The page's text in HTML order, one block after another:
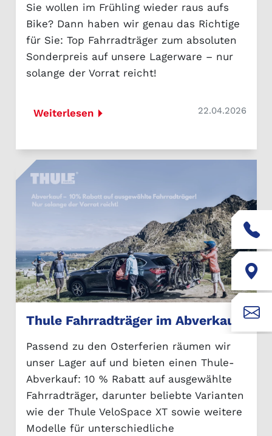
Sie wollen im Frühling wieder raus aufs
Bike? Dann haben wir genau das Richtige
für Sie: Top Fahrradträger zum absoluten
Sonderpreis auf unsere Lagerware – nur
solange der Vorrat reicht!
Weiterlesen 22.04.2026
Thule Fahrradträger im Abverkauf
Passend zu den Osterferien räumen wir
unser Lager auf und bieten einen Thule-
Abverkauf: 10 % Rabatt auf ausgewählte
Fahrradträger, darunter beliebte Varianten
wie der Thule VeloSpace XT sowie weitere
Modelle für unterschiedliche